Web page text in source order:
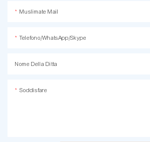
Muslimate Mail
Telefono/WhatsApp/Skype
Nome Della Ditta
Soddisfare